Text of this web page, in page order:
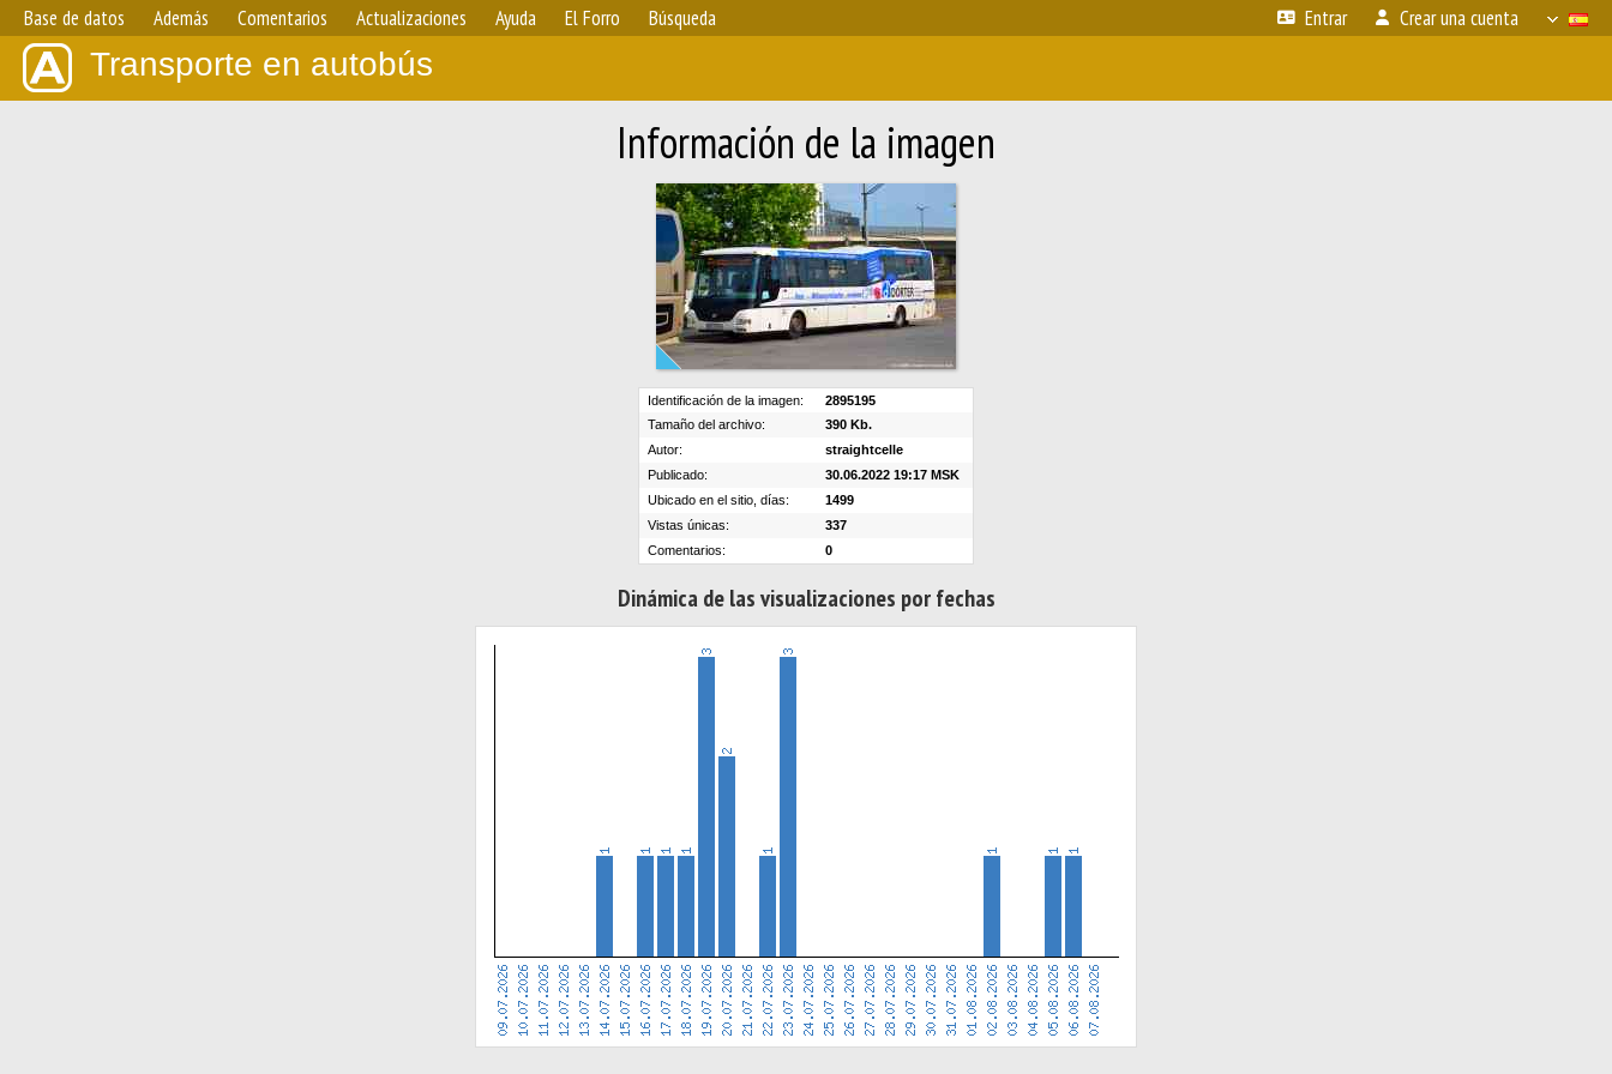
Base de datos Además Comentarios Actualizaciones Ayuda El Forro Búsqueda Entrar Crear una cuenta
Transporte en autobús
Información de la imagen
Identificación de la imagen:
2895195
Tamaño del archivo:
390 Kb.
Autor:
straightcelle
Publicado:
30.06.2022 19:17 MSK
Ubicado en el sitio, días:
1499
Vistas únicas:
337
Comentarios:
0
Dinámica de las visualizaciones por fechas